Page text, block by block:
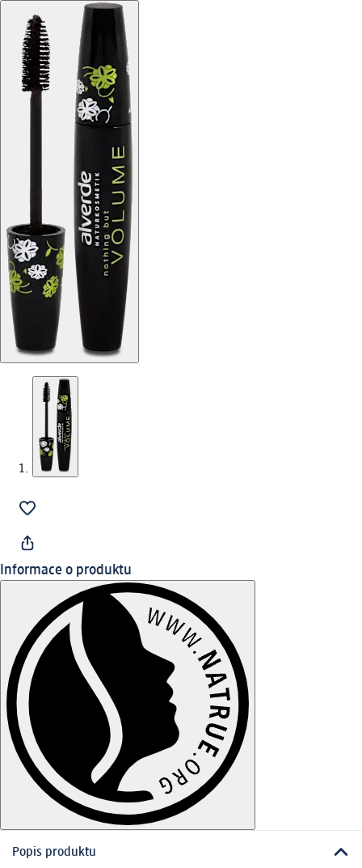
Informace o produktu
Popis produktu